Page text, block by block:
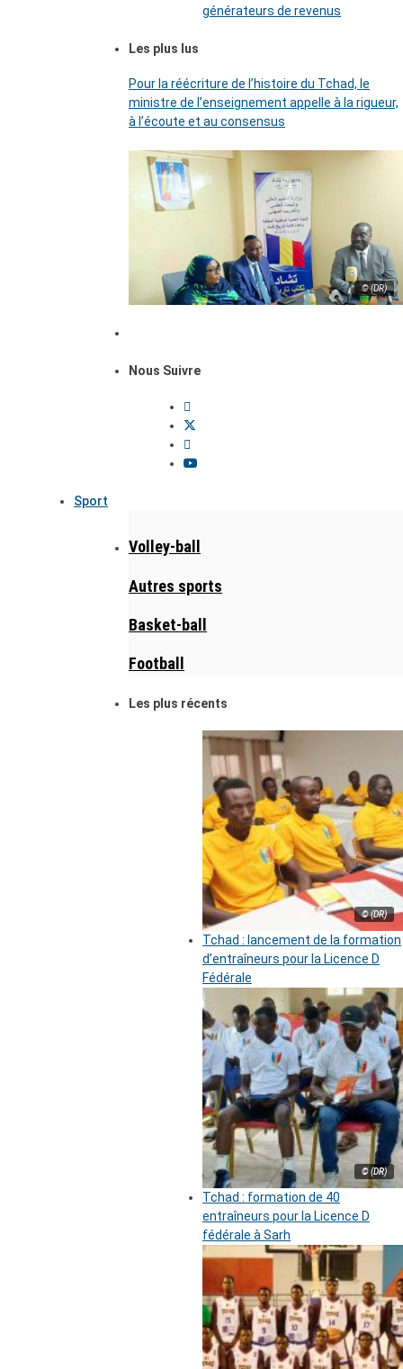
générateurs de revenus
Les plus lus
Pour la réécriture de l’histoire du Tchad, le
ministre de l’enseignement appelle à la rigueur,
à l’écoute et au consensus
© (DR)
Nous Suivre
Sport
Volley-ball
Autres sports
Basket-ball
Football
Les plus récents
© (DR)
Tchad : lancement de la formation
d’entraîneurs pour la Licence D
Fédérale
© (DR)
Tchad : formation de 40
entraîneurs pour la Licence D
fédérale à Sarh